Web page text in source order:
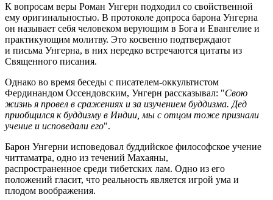
К вопросам веры Роман Унгерн подходил со свойственной
ему оригинальностью. В протоколе допроса барона Унгерна
он называет себя человеком верующим в Бога и Евангелие и
практикующим молитву. Это косвенно подтверждают
и письма Унгерна, в них нередко встречаются цитаты из
Священного писания.
Однако во время беседы с писателем-оккультистом
Фердинандом Оссендовским, Унгерн рассказывал: "Свою
жизнь я провел в сражениях и за изучением буддизма. Дед
приобщился к буддизму в Индии, мы с отцом тоже признали
учение и исповедали его".
Барон Унгерни исповедовал буддийское философское учение
читтаматра, одно из течений Махаяны,
распространенное среди тибетских лам. Одно из его
положений гласит, что реальность является игрой ума и
плодом воображения.